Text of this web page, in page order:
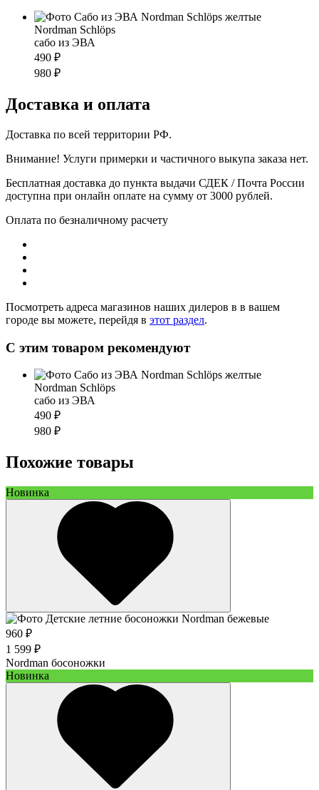
Nordman Schlöps
cабо из ЭВА
490 ₽
980 ₽
Доставка и оплата
Доставка по всей территории РФ.
Внимание! Услуги примерки и частичного выкупа заказа нет.
Бесплатная доставка до пункта выдачи СДЕК / Почта России
доступна при онлайн оплате на сумму от 3000 рублей.
Оплата по безналичному расчету
Посмотреть адреса магазинов наших дилеров в в вашем
городе вы можете, перейдя в этот раздел.
С этим товаром рекомендуют
Nordman Schlöps
cабо из ЭВА
490 ₽
980 ₽
Похожие товары
Новинка
960 ₽
1 599 ₽
Nordman босоножки
Новинка